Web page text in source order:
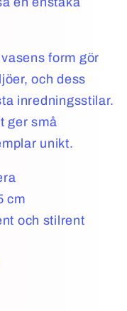
form gör
och dess
inredningsstilar.
ger små
unikt.
cm
och stilrent